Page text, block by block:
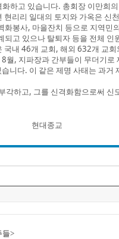
화하고 있습니다. 총회장 이만희
리리 일대의 토지와 가옥은 신
봉사, 마을잔치 등으로 지역민
고 있으나 탈퇴자 등을 전체 인
내 46개 교회, 해외 632개 교
, 지파장과 간부들이 무더기로
니다. 이 같은 제명 사태는 과거
각하고, 그를 신격화함으로써
현대종교
들>